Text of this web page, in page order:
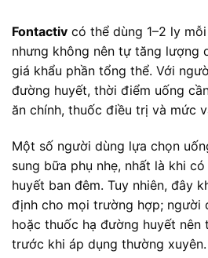
Fontactiv có thể dùng 1–2 ly
nhưng không nên tự tăng lượng
giá khẩu phần tổng thể. Với
đường huyết, thời điểm uống
ăn chính, thuốc điều trị và mức
Một số người dùng lựa chọn
sung bữa phụ nhẹ, nhất là khi
huyết ban đêm. Tuy nhiên, đây
định cho mọi trường hợp; người
hoặc thuốc hạ đường huyết nên
trước khi áp dụng thường xuyên.